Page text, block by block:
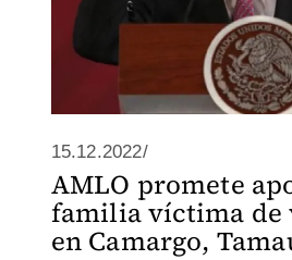
15.12.2022/
AMLO promete
familia víctima de
en Camargo,